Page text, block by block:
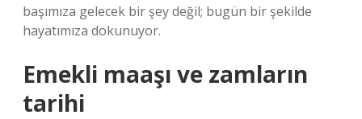
başımıza gelecek bir şey değil; bugün bir şekilde
hayatımıza dokunuyor.
Emekli maaşı ve zamların
tarihi